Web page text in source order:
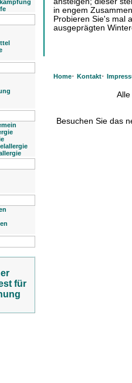
für
in engem
Probieren Sie's mal
ausgeprägten
Home· Kontakt·
Besuchen Sie das